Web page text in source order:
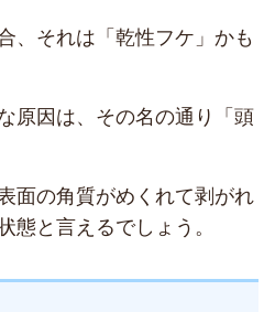
、それは「乾性フケ」かも
原因は、その名の通り「頭
面の角質がめくれて剥がれ
態と言えるでしょう。